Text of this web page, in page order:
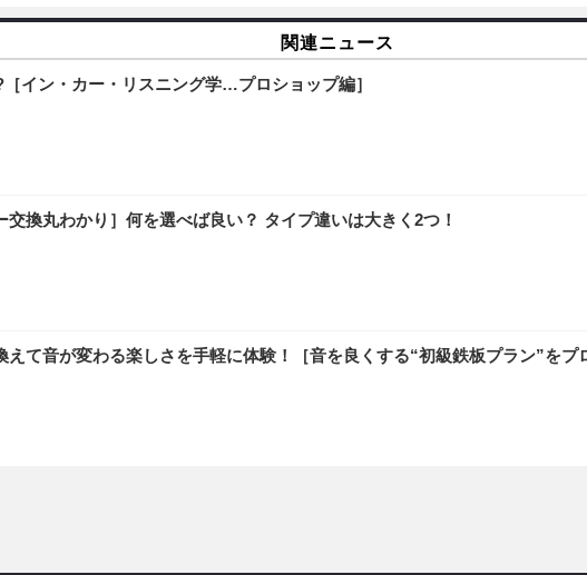
関連ニュース
イン・カー・リスニング学…プロショップ編］
換丸わかり］何を選べば良い？ タイプ違いは大きく2つ！
て音が変わる楽しさを手軽に体験！［音を良くする“初級鉄板プラン”をプ